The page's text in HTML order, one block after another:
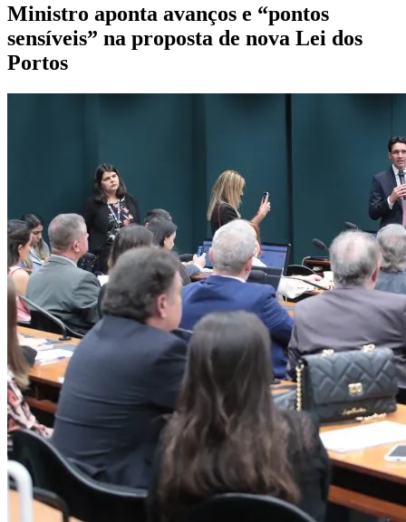
Ministro aponta avanços e “pontos
sensíveis” na proposta de nova Lei dos
Portos